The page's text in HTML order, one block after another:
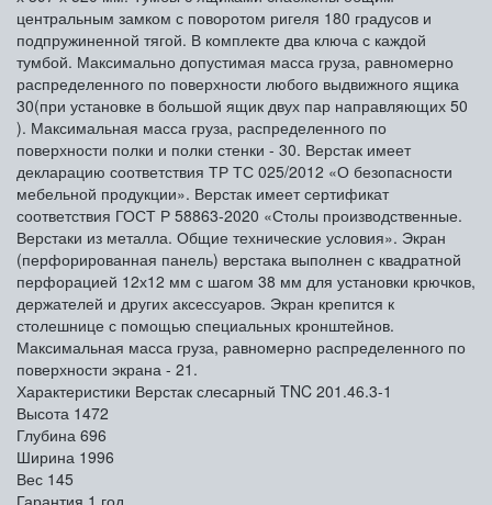
центральным замком с поворотом ригеля 180 градусов и
подпружиненной тягой. В комплекте два ключа с каждой
тумбой. Максимально допустимая масса груза, равномерно
распределенного по поверхности любого выдвижного ящика
30(при установке в большой ящик двух пар направляющих 50
). Максимальная масса груза, распределенного по
поверхности полки и полки стенки - 30. Верстак имеет
декларацию соответствия ТР ТС 025/2012 «О безопасности
мебельной продукции». Верстак имеет сертификат
соответствия ГОСТ Р 58863-2020 «Столы производственные.
Верстаки из металла. Общие технические условия». Экран
(перфорированная панель) верстака выполнен с квадратной
перфорацией 12х12 мм с шагом 38 мм для установки крючков,
держателей и других аксессуаров. Экран крепится к
столешнице с помощью специальных кронштейнов.
Максимальная масса груза, равномерно распределенного по
поверхности экрана - 21.
Характеристики Верстак слесарный TNC 201.46.3-1
Высота 1472
Глубина 696
Ширина 1996
Вес 145
Гарантия 1 год